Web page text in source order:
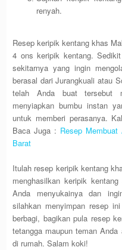
renyah.
Resep keripik kentang khas
4 ons keripik kentang.
sekitarnya yang ingin
berasal dari Jurangkuali atau
telah Anda buat tersebut
menyiapkan bumbu instan
untuk memberi perasanya.
Baca Juga : Resep
Barat
Itulah resep keripik kentang
menghasilkan keripik
Anda menyukainya dan
silahkan menyimpan resep
berbagi, bagikan pula resep
tetangga maupun teman
di rumah. Salam koki!